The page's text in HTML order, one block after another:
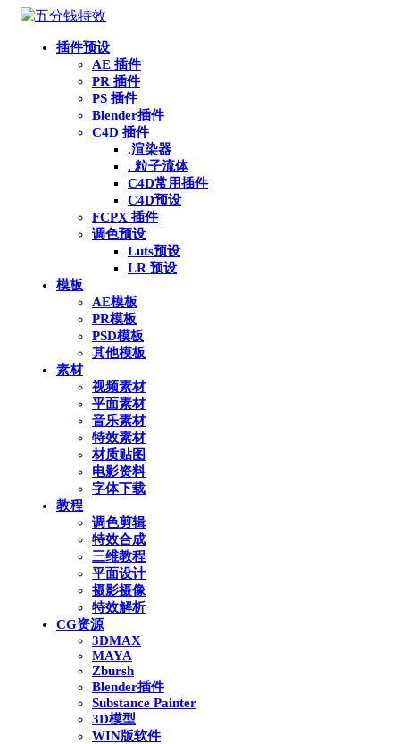
插件预设
AE 插件
PR 插件
PS 插件
Blender插件
C4D 插件
.渲染器
. 粒子流体
C4D常用插件
C4D预设
FCPX 插件
调色预设
Luts预设
LR 预设
模板
AE模板
PR模板
PSD模板
其他模板
素材
视频素材
平面素材
音乐素材
特效素材
材质贴图
电影资料
字体下载
教程
调色剪辑
特效合成
三维教程
平面设计
摄影摄像
特效解析
CG资源
3DMAX
MAYA
Zbursh
Blender插件
Substance Painter
3D模型
WIN版软件